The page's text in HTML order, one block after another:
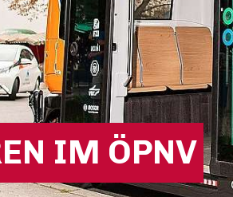
IM ÖPNV